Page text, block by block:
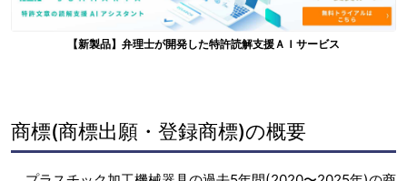
【新製品】弁理士が開発した特許読解支援ＡＩサービス
商標(商標出願・登録商標)の概要